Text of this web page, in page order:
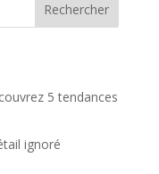
Rechercher
5 tendances
ignoré